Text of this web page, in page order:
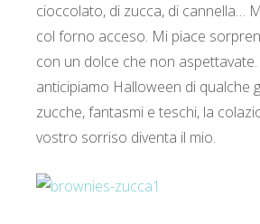
cioccolato, di zucca, di cannella…
col forno acceso. Mi piace
con un dolce che non
anticipiamo Halloween di qualche
zucche, fantasmi e teschi, la
vostro sorriso diventa il mio.